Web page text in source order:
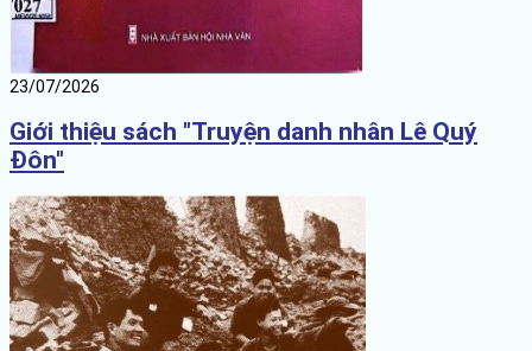
23/07/2026
Giới thiệu sách "Truyện danh nhân Lê Quý
Đôn"